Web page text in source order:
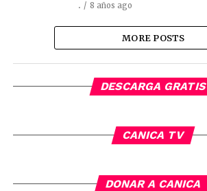
. 8 años ago
MORE POSTS
DESCARGA GRATIS
CANICA TV
DONAR A CANICA